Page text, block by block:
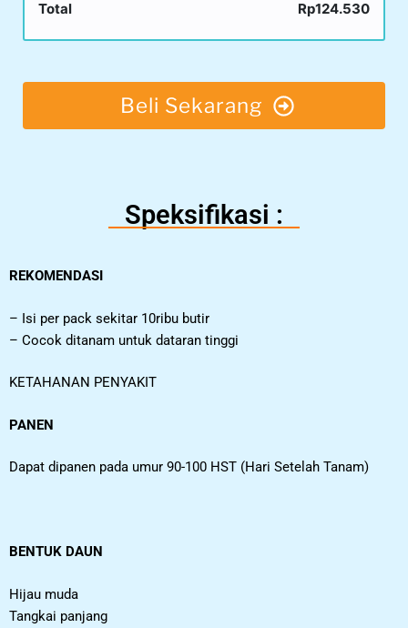
Total Rp124.530
Beli Sekarang
Speksifikasi :
REKOMENDASI
– Isi per pack sekitar 10ribu butir
– Cocok ditanam untuk dataran tinggi
KETAHANAN PENYAKIT
PANEN
Dapat dipanen pada umur 90-100 HST (Hari Setelah Tanam)
BENTUK DAUN
Hijau muda
Tangkai panjang